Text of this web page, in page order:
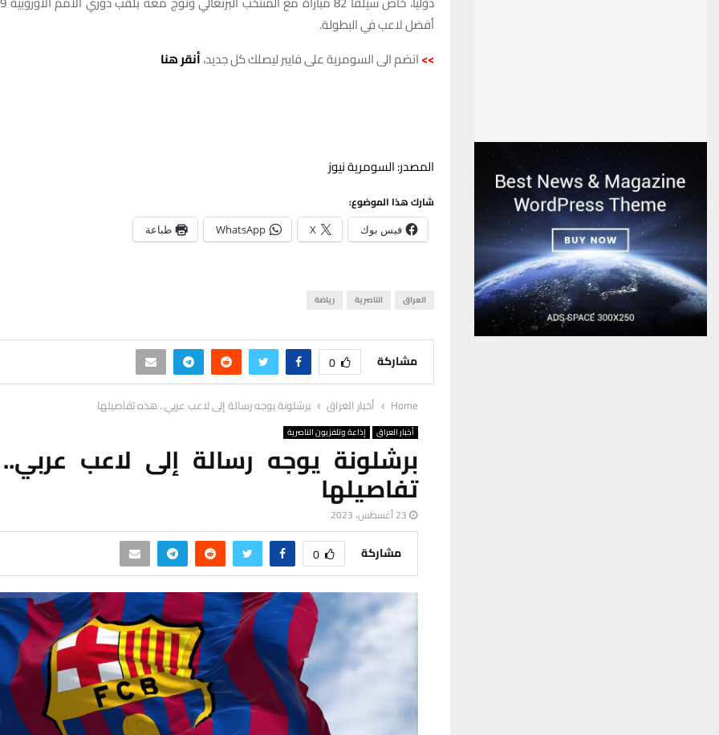
أفضل لاعب في البطولة.
>>انضم الى السومرية على فايبر ليصلك كل جديد،أنقر هنا
المصدر: السومرية نيوز
شارك هذا الموضوع:
فيس بوك X
WhatsApp طباعة
العراق الناصرية رياضة
مشاركة 0
Home أخبار العراق برشلونة يوجه رسالة إلى لاعب عربي.. هذه تفاصيلها
أخبار العراق إذاعة وتلفزيون الناصرية
برشلونة يوجه رسالة إلى لاعب
تفاصيلها
23 أغسطس، 2023
مشاركة 0